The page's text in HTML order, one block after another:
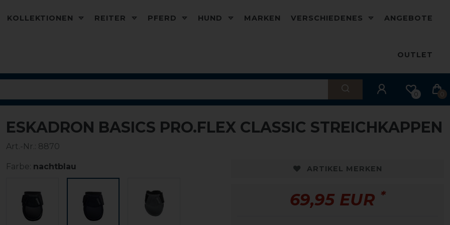
KOLLEKTIONEN REITER PFERD HUND MARKEN VERSCHIEDENES ANGEBOTE
OUTLET
0 0
ESKADRON BASICS PRO.FLEX CLASSIC STREICHKAPPEN
Art.-Nr.: 8870
Farbe: nachtblau ARTIKEL MERKEN
69,95 EUR *